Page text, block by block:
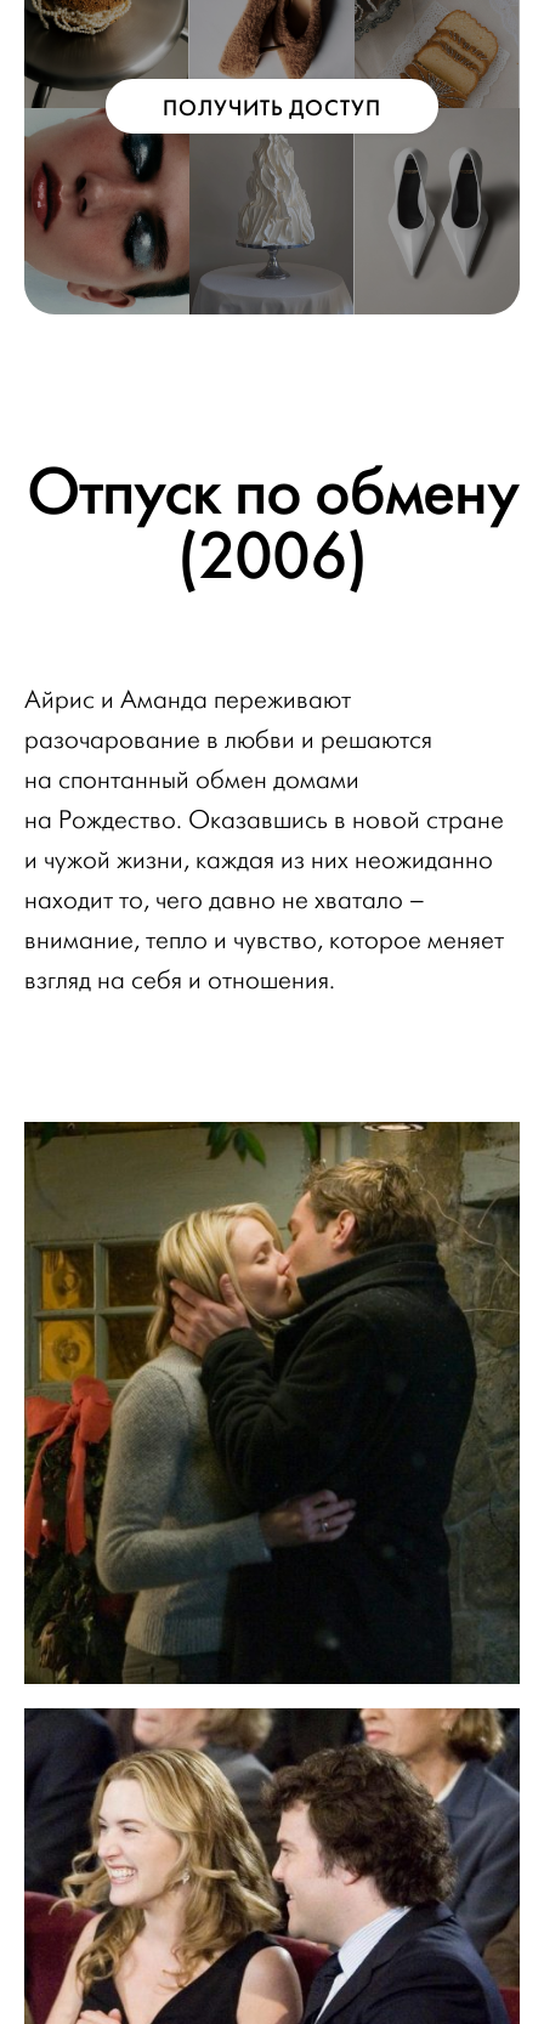
ПОЛУЧИТЬ ДОСТУП
Отпуск по обмену
(2006)
Айрис и Аманда переживают
разочарование в любви и решаются
на спонтанный обмен домами
на Рождество. Оказавшись в новой стране
и чужой жизни, каждая из них неожиданно
находит то, чего давно не хватало –
внимание, тепло и чувство, которое меняет
взгляд на себя и отношения.